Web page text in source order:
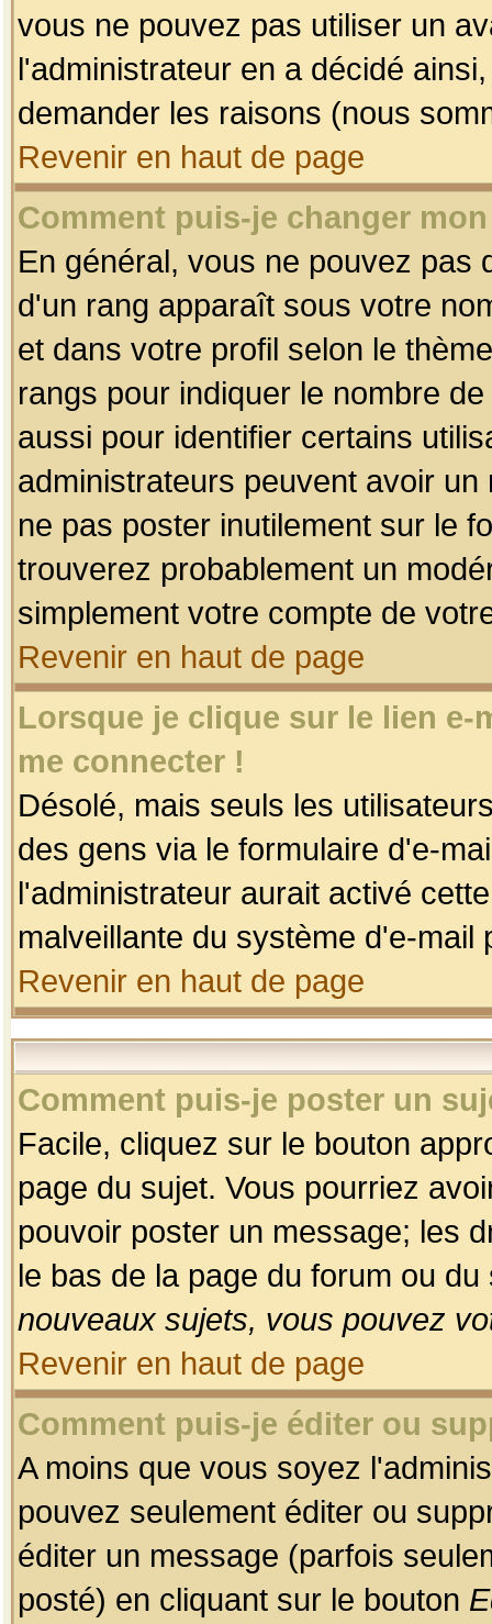
vous ne pouvez pas utiliser un
l'administrateur en a décidé
demander les raisons (nous
Revenir en haut de page
Comment puis-je changer
En général, vous ne pouvez pas
d'un rang apparaît sous votre
et dans votre profil selon le
rangs pour indiquer le nombre
aussi pour identifier certains
administrateurs peuvent avoir
ne pas poster inutilement sur le
trouverez probablement un
simplement votre compte de
Revenir en haut de page
Lorsque je clique sur le lien
me connecter !
Désolé, mais seuls les
des gens via le formulaire d'e-
l'administrateur aurait activé
malveillante du système d'e-
Revenir en haut de page
Comment puis-je poster un
Facile, cliquez sur le bouton
page du sujet. Vous pourriez
pouvoir poster un message; les
le bas de la page du forum ou
nouveaux sujets, vous pouvez
Revenir en haut de page
Comment puis-je éditer ou
A moins que vous soyez
pouvez seulement éditer ou
éditer un message (parfois
posté) en cliquant sur le bouton